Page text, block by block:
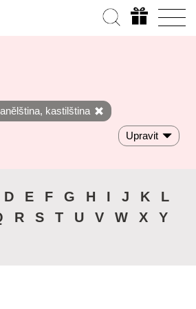
kastilština
Upravit
D E F G H I J K
L
R S T U V W X
Y